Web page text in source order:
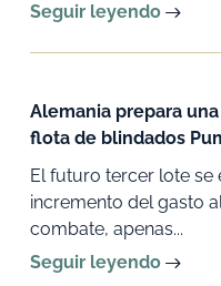
Seguir leyendo
Alemania prepara
flota de blindados
El futuro tercer lote se
incremento del gasto
combate, apenas...
Seguir leyendo